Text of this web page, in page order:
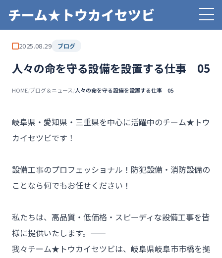
チーム★トウカイセツビ
2025.08.29 ブログ
人々の命を守る設備を設置する仕事 05
HOME/ブログ＆ニュース/人々の命を守る設備を設置する仕事 05
――岐阜県・愛知県・三重県を中心に活躍中のチーム★トウ
カイセツビです！
設備工事のプロフェッショナル！防犯設備・消防設備の
ことなら何でもお任せください！
私たちは、高品質・低価格・スピーディな設備工事を皆
様に提供いたします。――
我々チーム★トウカイセツビは、岐阜県岐阜市市橋を拠